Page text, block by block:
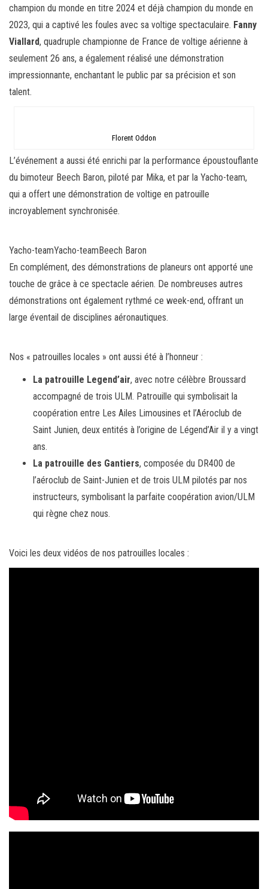
champion du monde en titre 2024 et déjà champion du monde en
2023, qui a captivé les foules avec sa voltige spectaculaire. Fanny
Viallard, quadruple championne de France de voltige aérienne à
seulement 26 ans, a également réalisé une démonstration
impressionnante, enchantant le public par sa précision et son
talent.
Florent Oddon
L’événement a aussi été enrichi par la performance époustouflante
du bimoteur Beech Baron, piloté par Mika, et par la Yacho-team,
qui a offert une démonstration de voltige en patrouille
incroyablement synchronisée.
Yacho-teamYacho-teamBeech Baron
En complément, des démonstrations de planeurs ont apporté une
touche de grâce à ce spectacle aérien. De nombreuses autres
démonstrations ont également rythmé ce week-end, offrant un
large éventail de disciplines aéronautiques.
Nos « patrouilles locales » ont aussi été à l’honneur :
La patrouille Legend’air, avec notre célèbre Broussard
accompagné de trois ULM. Patrouille qui symbolisait la
coopération entre Les Ailes Limousines et l’Aéroclub de
Saint Junien, deux entités à l’origine de Légend’Air il y a vingt
ans.
La patrouille des Gantiers, composée du DR400 de
l’aéroclub de Saint-Junien et de trois ULM pilotés par nos
instructeurs, symbolisant la parfaite coopération avion/ULM
qui règne chez nous.
Voici les deux vidéos de nos patrouilles locales :